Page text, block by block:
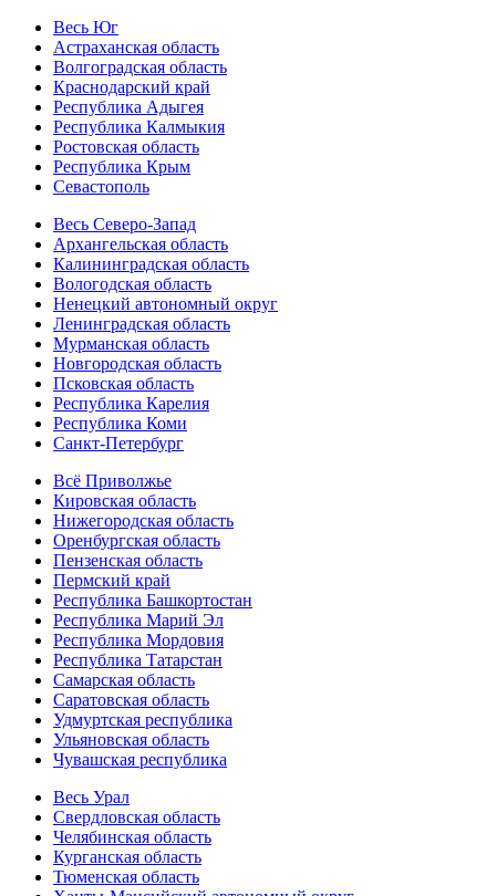
Весь Юг
Астраханская область
Волгоградская область
Краснодарский край
Республика Адыгея
Республика Калмыкия
Ростовская область
Республика Крым
Севастополь
Весь Северо-Запад
Архангельская область
Калининградская область
Вологодская область
Ненецкий автономный округ
Ленинградская область
Мурманская область
Новгородская область
Псковская область
Республика Карелия
Республика Коми
Санкт-Петербург
Всё Приволжье
Кировская область
Нижегородская область
Оренбургская область
Пензенская область
Пермский край
Республика Башкортостан
Республика Марий Эл
Республика Мордовия
Республика Татарстан
Самарская область
Саратовская область
Удмуртская республика
Ульяновская область
Чувашская республика
Весь Урал
Свердловская область
Челябинская область
Курганская область
Тюменская область